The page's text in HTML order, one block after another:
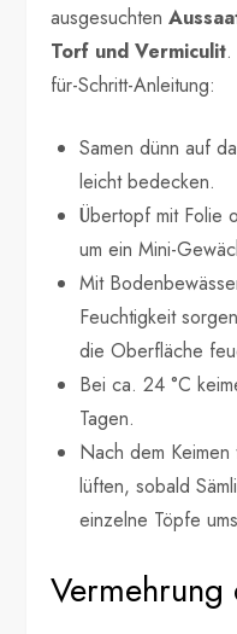
ausgesuchten
Torf und Vermiculit
für-Schritt-Anleitung:
Samen dünn auf
leicht bedecken.
Übertopf mit Folie
um ein Mini-
Mit
Feuchtigkeit
die Oberfläche
Bei ca. 24 °C
Tagen.
Nach dem
lüften, sobald
einzelne Töpfe